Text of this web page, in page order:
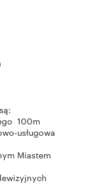
100m
usługowa
Miastem